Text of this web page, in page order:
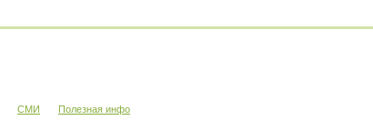
СМИ Полезная инфо